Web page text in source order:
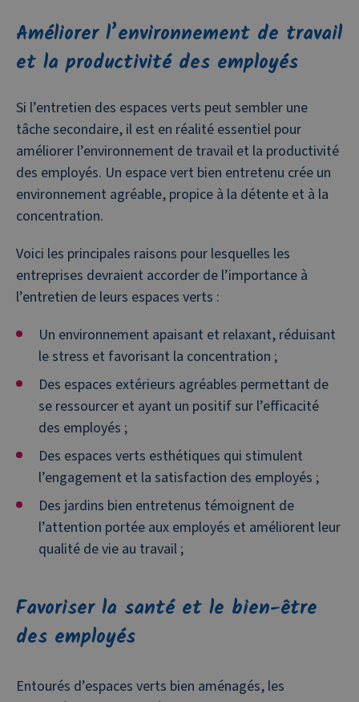
Améliorer l’environnement de travail
et la productivité des employés
Si l’entretien des espaces verts peut sembler une
tâche secondaire, il est en réalité essentiel pour
améliorer l’environnement de travail et la productivité
des employés. Un espace vert bien entretenu crée un
environnement agréable, propice à la détente et à la
concentration.
Voici les principales raisons pour lesquelles les
entreprises devraient accorder de l’importance à
l’entretien de leurs espaces verts :
Un environnement apaisant et relaxant, réduisant
le stress et favorisant la concentration ;
Des espaces extérieurs agréables permettant de
se ressourcer et ayant un positif sur l’efficacité
des employés ;
Des espaces verts esthétiques qui stimulent
l’engagement et la satisfaction des employés ;
Des jardins bien entretenus témoignent de
l’attention portée aux employés et améliorent leur
qualité de vie au travail ;
Favoriser la santé et le bien-être
des employés
Entourés d’espaces verts bien aménagés, les